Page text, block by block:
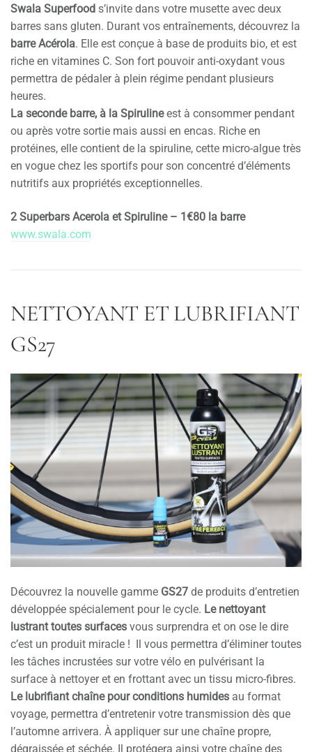
Swala Superfood s’invite dans votre musette avec deux
barres sans gluten. Durant vos entraînements, découvrez la
barre Acérola. Elle est conçue à base de produits bio, et est
riche en vitamines C. Son fort pouvoir anti-oxydant vous
permettra de pédaler à plein régime pendant plusieurs
heures.
La seconde barre, à la Spirulineest à consommer pendant
ou après votre sortie mais aussi en encas. Riche en
protéines, elle contient de la spiruline, cette micro-algue très
en vogue chez les sportifs pour son concentré d’éléments
nutritifs aux propriétés exceptionnelles.
2 Superbars Acerola et Spiruline – 1€80 la barre
www.swala.com
NETTOYANT ET LUBRIFIANT
GS27
Découvrez la nouvelle gamme GS27 de produits d’entretien
développée spécialement pour le cycle. Le nettoyant
lustrant toutes surfaces vous surprendra et on ose le dire
c’est un produit miracle ! Il vous permettra d’éliminer toutes
les tâches incrustées sur votre vélo en pulvérisant la
surface à nettoyer et en frottant avec un tissu micro-fibres.
Le lubrifiant chaîne pour conditions humides au format
voyage, permettra d’entretenir votre transmission dès que
l’automne arrivera. À appliquer sur une chaîne propre,
dégraissée et séchée. Il protégera ainsi votre chaîne des